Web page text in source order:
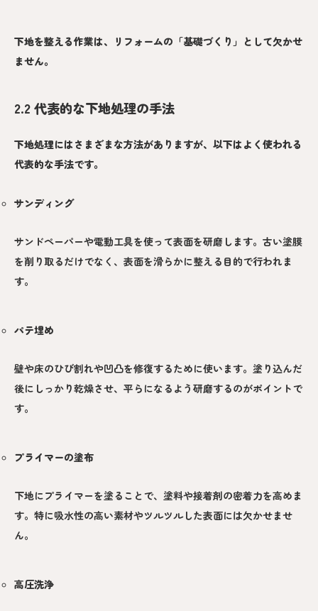
下地を整える作業は、リフォームの「基礎づくり」として欠かせ
ません。
2.2 代表的な下地処理の手法
下地処理にはさまざまな方法がありますが、以下はよく使われる
代表的な手法です。
サンディング
サンドペーパーや電動工具を使って表面を研磨します。古い塗膜
を削り取るだけでなく、表面を滑らかに整える目的で行われま
す。
パテ埋め
壁や床のひび割れや凹凸を修復するために使います。塗り込んだ
後にしっかり乾燥させ、平らになるよう研磨するのがポイントで
す。
プライマーの塗布
下地にプライマーを塗ることで、塗料や接着剤の密着力を高めま
す。特に吸水性の高い素材やツルツルした表面には欠かせませ
ん。
高圧洗浄